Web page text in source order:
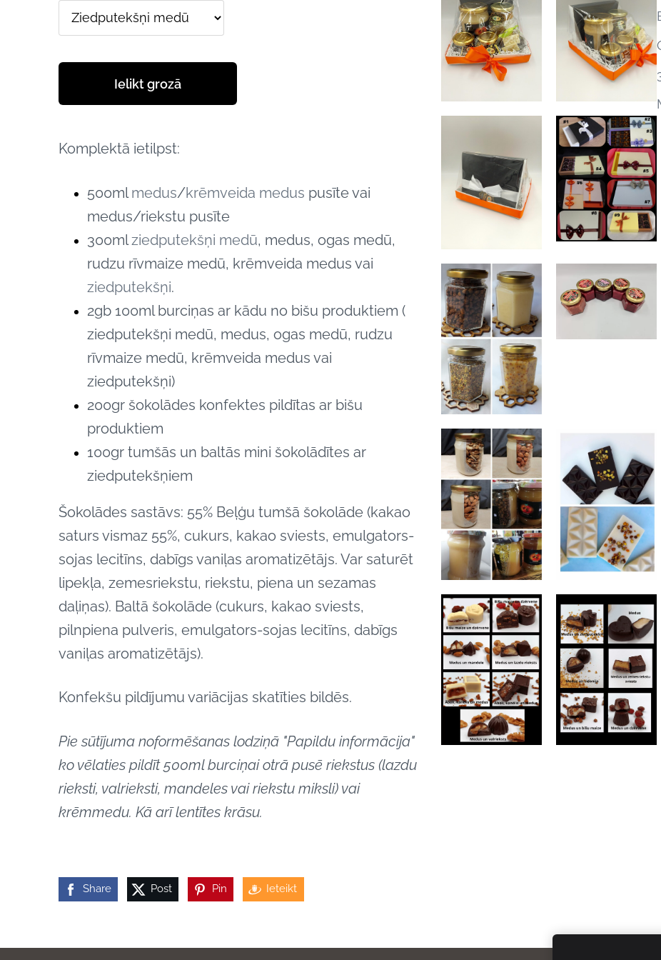
Ielikt grozā
Komplektā ietilpst:
500ml medus/krēmveida medus pusīte vai
medus/riekstu pusīte
300mlziedputekšņi medū, medus, ogas medū,
rudzu rīvmaize medū, krēmveida medus vai
ziedputekšņi.
2gb 100ml burciņas ar kādu no bišu produktiem (
ziedputekšņi medū, medus, ogas medū, rudzu
rīvmaize medū, krēmveida medus vai
ziedputekšņi)
200gr šokolādes konfektes pildītas ar bišu
produktiem
100gr tumšās un baltās mini šokolādītes ar
ziedputekšņiem
Šokolādes sastāvs: 55% Beļģu tumšā šokolāde (kakao
saturs vismaz 55%, cukurs, kakao sviests, emulgators-
sojas lecitīns, dabīgs vaniļas aromatizētājs. Var saturēt
lipekļa, zemesriekstu, riekstu, piena un sezamas
daļiņas). Baltā šokolāde (cukurs, kakao sviests,
pilnpiena pulveris, emulgators-sojas lecitīns, dabīgs
vaniļas aromatizētājs).
Konfekšu pildījumu variācijas skatīties bildēs.
Pie sūtījuma noformēšanas lodziņā "Papildu informācija"
ko vēlaties pildīt 500ml burciņai otrā pusē riekstus (lazdu
rieksti, valrieksti, mandeles vai riekstu miksli) vai
krēmmedu. Kā arī lentītes krāsu.
Share Post Pin Ieteikt